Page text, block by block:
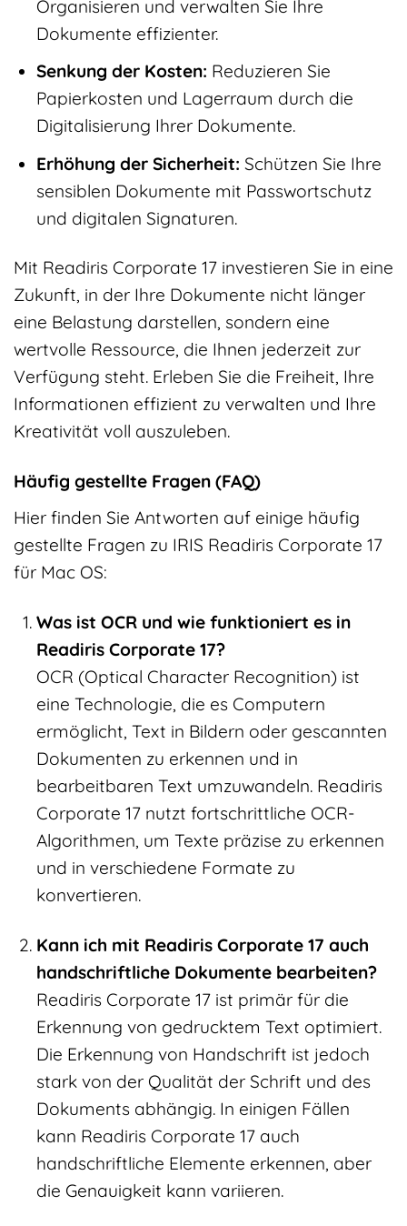
Organisieren und verwalten Sie Ihre
Dokumente effizienter.
Senkung der Kosten: Reduzieren Sie
Papierkosten und Lagerraum durch die
Digitalisierung Ihrer Dokumente.
Erhöhung der Sicherheit: Schützen Sie Ihre
sensiblen Dokumente mit Passwortschutz
und digitalen Signaturen.
Mit Readiris Corporate 17 investieren Sie in eine
Zukunft, in der Ihre Dokumente nicht länger
eine Belastung darstellen, sondern eine
wertvolle Ressource, die Ihnen jederzeit zur
Verfügung steht. Erleben Sie die Freiheit, Ihre
Informationen effizient zu verwalten und Ihre
Kreativität voll auszuleben.
Häufig gestellte Fragen (FAQ)
Hier finden Sie Antworten auf einige häufig
gestellte Fragen zu IRIS Readiris Corporate 17
für Mac OS:
Was ist OCR und wie funktioniert es in
Readiris Corporate 17?
OCR (Optical Character Recognition) ist
eine Technologie, die es Computern
ermöglicht, Text in Bildern oder gescannten
Dokumenten zu erkennen und in
bearbeitbaren Text umzuwandeln. Readiris
Corporate 17 nutzt fortschrittliche OCR-
Algorithmen, um Texte präzise zu erkennen
und in verschiedene Formate zu
konvertieren.
Kann ich mit Readiris Corporate 17 auch
handschriftliche Dokumente bearbeiten?
Readiris Corporate 17 ist primär für die
Erkennung von gedrucktem Text optimiert.
Die Erkennung von Handschrift ist jedoch
stark von der Qualität der Schrift und des
Dokuments abhängig. In einigen Fällen
kann Readiris Corporate 17 auch
handschriftliche Elemente erkennen, aber
die Genauigkeit kann variieren.